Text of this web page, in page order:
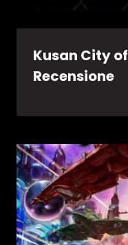
Kusan City
Recensione